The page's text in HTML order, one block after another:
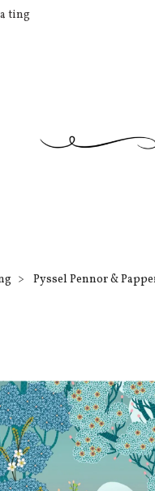
ting
Pyssel Pennor &